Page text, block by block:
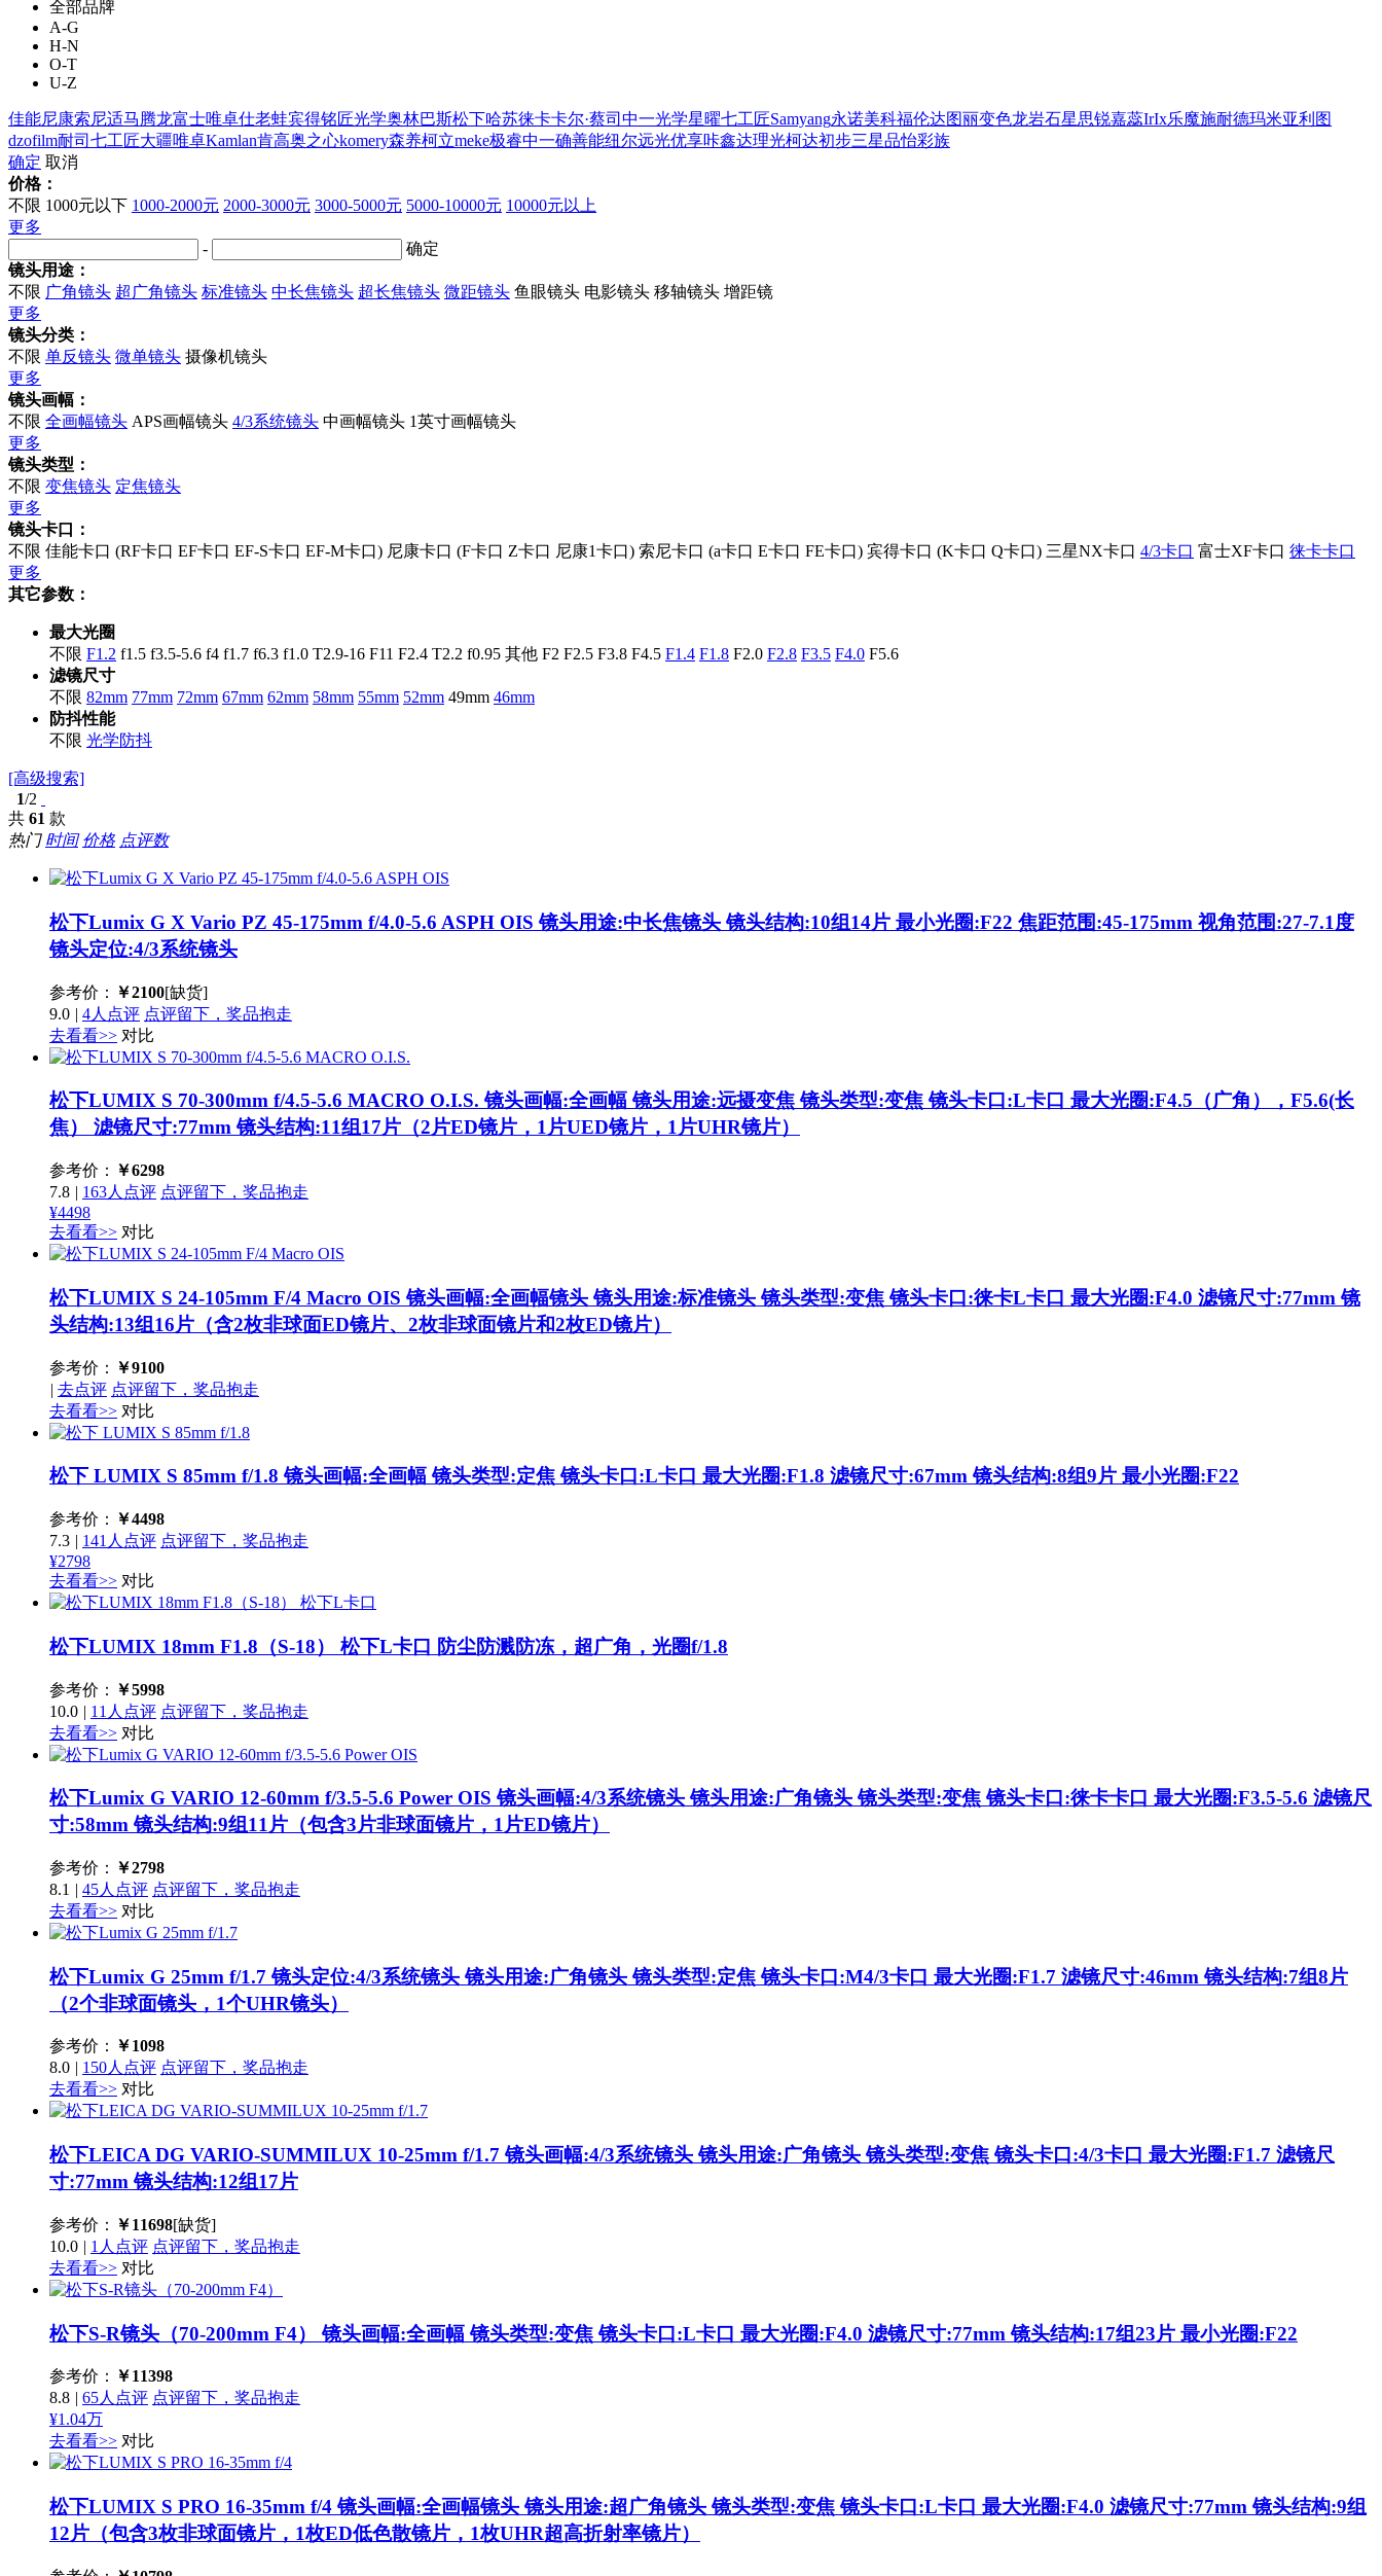
全部品牌
A-G
H-N
O-T
U-Z
佳能尼康索尼适马腾龙富士唯卓仕老蛙宾得铭匠光学奥林巴斯松下哈苏徕卡卡尔·蔡司 中一光学星曜七工匠Samyang永诺美科福伦达图丽变色龙岩石星思锐嘉蕊IrIx乐魔施耐德玛米亚利图
dzofilm耐司 七工匠大疆唯卓Kamlan肯高奥之心komery森养柯立meke极睿中一确善能纽尔远光优享咔鑫达理光柯达初步三星品怡彩族
确定 取消
价格：
不限 1000元以下 1000-2000元 2000-3000元 3000-5000元 5000-10000元 10000元以上
更多
-
确定
镜头用途：
不限 广角镜头 超广角镜头 标准镜头 中长焦镜头 超长焦镜头 微距镜头 鱼眼镜头 电影镜头 移轴镜头 增距镜
更多
镜头分类：
不限 单反镜头 微单镜头 摄像机镜头
更多
镜头画幅：
不限 全画幅镜头 APS画幅镜头 4/3系统镜头 中画幅镜头 1英寸画幅镜头
更多
镜头类型：
不限 变焦镜头 定焦镜头
更多
镜头卡口：
不限 佳能卡口 (RF卡口 EF卡口 EF-S卡口 EF-M卡口) 尼康卡口 (F卡口 Z卡口 尼康1卡口) 索尼卡口 (a卡口 E卡口 FE卡口) 宾得卡口 (K卡口 Q卡口) 三星NX卡口 4/3卡口 富士XF卡口 徕卡卡口
更多
其它参数：
最大光圈
不限 F1.2 f1.5 f3.5-5.6 f4 f1.7 f6.3 f1.0 T2.9-16 F11 F2.4 T2.2 f0.95 其他 F2 F2.5 F3.8 F4.5 F1.4 F1.8 F2.0 F2.8 F3.5 F4.0 F5.6
滤镜尺寸
不限 82mm 77mm 72mm 67mm 62mm 58mm 55mm 52mm 49mm 46mm
防抖性能
不限 光学防抖
[高级搜索]
1/2
共 61 款
热门 时间 价格 点评数
松下Lumix G X Vario PZ 45-175mm f/4.0-5.6 ASPH OIS镜头用途:中长焦镜头 镜头结构:10组14片 最小光圈:F22 焦距范围:45-175mm 视角范围:27-7.1度
镜头定位:4/3系统镜头
参考价： ￥2100[缺货]
9.0 | 4人点评 点评留下，奖品抱走
去看看>> 对比
松下LUMIX S 70-300mm f/4.5-5.6 MACRO O.I.S.镜头画幅:全画幅 镜头用途:远摄变焦 镜头类型:变焦 镜头卡口:L卡口 最大光圈:F4.5（广角），F5.6(长
焦） 滤镜尺寸:77mm 镜头结构:11组17片（2片ED镜片，1片UED镜片，1片UHR镜片）
参考价： ￥6298
7.8 | 163人点评 点评留下，奖品抱走
¥4498
去看看>> 对比
松下LUMIX S 24-105mm F/4 Macro OIS镜头画幅:全画幅镜头 镜头用途:标准镜头 镜头类型:变焦 镜头卡口:徕卡L卡口 最大光圈:F4.0 滤镜尺寸:77mm 镜
头结构:13组16片（含2枚非球面ED镜片、2枚非球面镜片和2枚ED镜片）
参考价： ￥9100
| 去点评 点评留下，奖品抱走
去看看>> 对比
松下 LUMIX S 85mm f/1.8镜头画幅:全画幅 镜头类型:定焦 镜头卡口:L卡口 最大光圈:F1.8 滤镜尺寸:67mm 镜头结构:8组9片 最小光圈:F22
参考价： ￥4498
7.3 | 141人点评 点评留下，奖品抱走
¥2798
去看看>> 对比
松下LUMIX 18mm F1.8（S-18） 松下L卡口 防尘防溅防冻，超广角，光圈f/1.8
参考价： ￥5998
10.0 | 11人点评 点评留下，奖品抱走
去看看>> 对比
松下Lumix G VARIO 12-60mm f/3.5-5.6 Power OIS镜头画幅:4/3系统镜头 镜头用途:广角镜头 镜头类型:变焦 镜头卡口:徕卡卡口 最大光圈:F3.5-5.6 滤镜尺
寸:58mm 镜头结构:9组11片（包含3片非球面镜片，1片ED镜片）
参考价： ￥2798
8.1 | 45人点评 点评留下，奖品抱走
去看看>> 对比
松下Lumix G 25mm f/1.7镜头定位:4/3系统镜头 镜头用途:广角镜头 镜头类型:定焦 镜头卡口:M4/3卡口 最大光圈:F1.7 滤镜尺寸:46mm 镜头结构:7组8片
（2个非球面镜头，1个UHR镜头）
参考价： ￥1098
8.0 | 150人点评 点评留下，奖品抱走
去看看>> 对比
松下LEICA DG VARIO-SUMMILUX 10-25mm f/1.7镜头画幅:4/3系统镜头 镜头用途:广角镜头 镜头类型:变焦 镜头卡口:4/3卡口 最大光圈:F1.7 滤镜尺
寸:77mm 镜头结构:12组17片
参考价： ￥11698[缺货]
10.0 | 1人点评 点评留下，奖品抱走
去看看>> 对比
松下S-R镜头（70-200mm F4）镜头画幅:全画幅 镜头类型:变焦 镜头卡口:L卡口 最大光圈:F4.0 滤镜尺寸:77mm 镜头结构:17组23片 最小光圈:F22
参考价： ￥11398
8.8 | 65人点评 点评留下，奖品抱走
¥1.04万
去看看>> 对比
松下LUMIX S PRO 16-35mm f/4镜头画幅:全画幅镜头 镜头用途:超广角镜头 镜头类型:变焦 镜头卡口:L卡口 最大光圈:F4.0 滤镜尺寸:77mm 镜头结构:9组
12片（包含3枚非球面镜片，1枚ED低色散镜片，1枚UHR超高折射率镜片）